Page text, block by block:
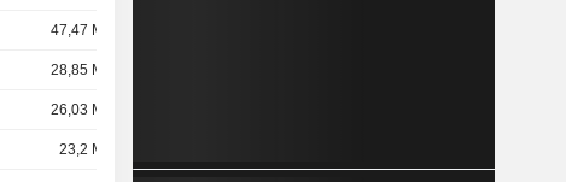
47,47 Mrd.
28,85 Mrd.
26,03 Mrd.
23,2 Mrd.